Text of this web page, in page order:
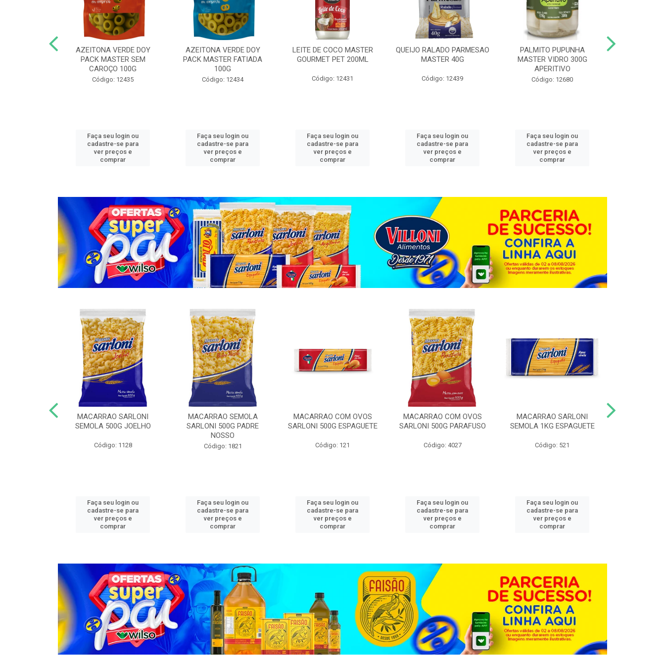
AZEITONA VERDE DOY
PACK MASTER SEM
CAROÇO 100G
Código: 12435
Faça seu login ou
cadastre-se para
ver preços e
comprar
AZEITONA VERDE DOY
PACK MASTER FATIADA
100G
Código: 12434
Faça seu login ou
cadastre-se para
ver preços e
comprar
LEITE DE COCO MASTER
GOURMET PET 200ML
Código: 12431
Faça seu login ou
cadastre-se para
ver preços e
comprar
QUEIJO RALADO PARMESAO
MASTER 40G
Código: 12439
Faça seu login ou
cadastre-se para
ver preços e
comprar
PALMITO PUPUNHA
MASTER VIDRO 300G
APERITIVO
Código: 12680
Faça seu login ou
cadastre-se para
ver preços e
comprar
MACARRAO SARLONI
SEMOLA 500G JOELHO
Código: 1128
Faça seu login ou
cadastre-se para
ver preços e
comprar
MACARRAO SEMOLA
SARLONI 500G PADRE
NOSSO
Código: 1821
Faça seu login ou
cadastre-se para
ver preços e
comprar
MACARRAO COM OVOS
SARLONI 500G ESPAGUETE
Código: 121
Faça seu login ou
cadastre-se para
ver preços e
comprar
MACARRAO COM OVOS
SARLONI 500G PARAFUSO
Código: 4027
Faça seu login ou
cadastre-se para
ver preços e
comprar
MACARRAO SARLONI
SEMOLA 1KG ESPAGUETE
Código: 521
Faça seu login ou
cadastre-se para
ver preços e
comprar